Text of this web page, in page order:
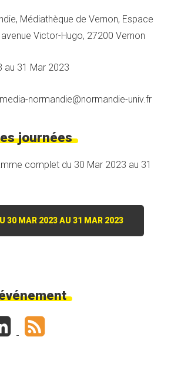
Médiathèque de Vernon, Espace
Victor-Hugo, 27200 Vernon
au 31 Mar 2023
media-normandie@normandie-univ.fr
journées
complet du 30 Mar 2023 au 31
PROGRAMME DU 30 MAR 2023 AU 31 MAR 2023